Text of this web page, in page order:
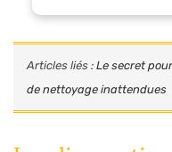
Articles liés : Le secret
de nettoyage inattendues